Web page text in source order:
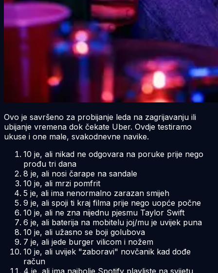
Ovo je savršeno za probijanje leda na zagrijavanju ili
ubijanje vremena dok čekate Uber. Ovdje testiramo
ukuse i one male, svakodnevne navike.
10 je, ali nikad ne odgovara na poruke prije nego
prođu tri dana
8 je, ali nosi čarape na sandale
10 je, ali mrzi pomfrit
5 je, ali ima nenormalno zarazan smijeh
9 je, ali spoji ti kraj filma prije nego uopće počne
10 je, ali ne zna nijednu pjesmu Taylor Swift
6 je, ali baterija na mobitelu joj/mu je uvijek puna
10 je, ali užasno se boji golubova
7 je, ali jede burger vilicom i nožem
10 je, ali uvijek "zaboravi" novčanik kad dođe
račun
4 je, ali ima najbolje Spotify playliste na svijetu